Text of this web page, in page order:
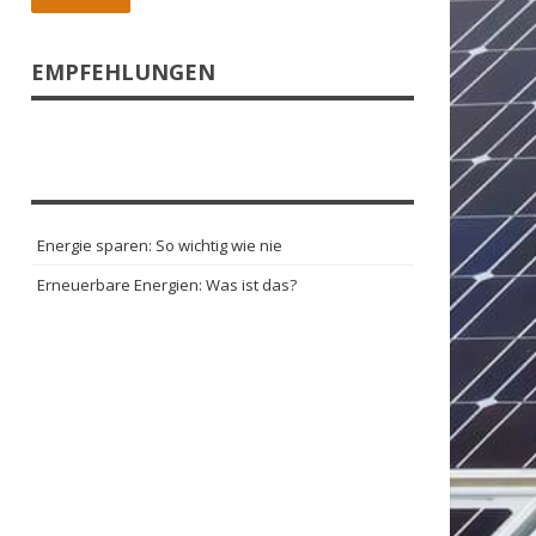
EMPFEHLUNGEN
Energie sparen: So wichtig wie nie
Erneuerbare Energien: Was ist das?